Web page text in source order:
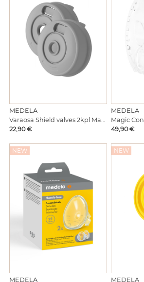
MEDELA
Hinta
22,90 €
MEDELA
Hinta
49,90 €
NEW
MEDELA
NEW
MEDELA